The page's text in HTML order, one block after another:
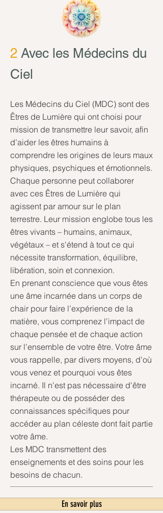
​2 Avec les Médecins du
Ciel
Les Médecins du Ciel (MDC) sont des
Êtres de Lumière qui ont choisi pour
mission de transmettre leur savoir, afin
d’aider les êtres humains à
comprendre les origines de leurs maux
physiques, psychiques et émotionnels.
Chaque personne peut collaborer
avec ces Êtres de Lumière qui
agissent par amour sur le plan
terrestre. Leur mission englobe tous les
êtres vivants – humains, animaux,
végétaux – et s'étend à tout ce qui
nécessite transformation, équilibre,
libération, soin et connexion.
En prenant conscience que vous êtes
une âme incarnée dans un corps de
chair pour faire l’expérience de la
matière, vous comprenez l'impact de
chaque pensée et de chaque action
sur l'ensemble de votre être. Votre âme
vous rappelle, par divers moyens, d'où
vous venez et pourquoi vous êtes
incarné. Il n'est pas nécessaire d'être
thérapeute ou de posséder des
connaissances spécifiques pour
accéder au plan céleste dont fait partie
votre âme.
Les MDC transmettent des
enseignements et des soins pour les
besoins de chacun.
En savoir plus